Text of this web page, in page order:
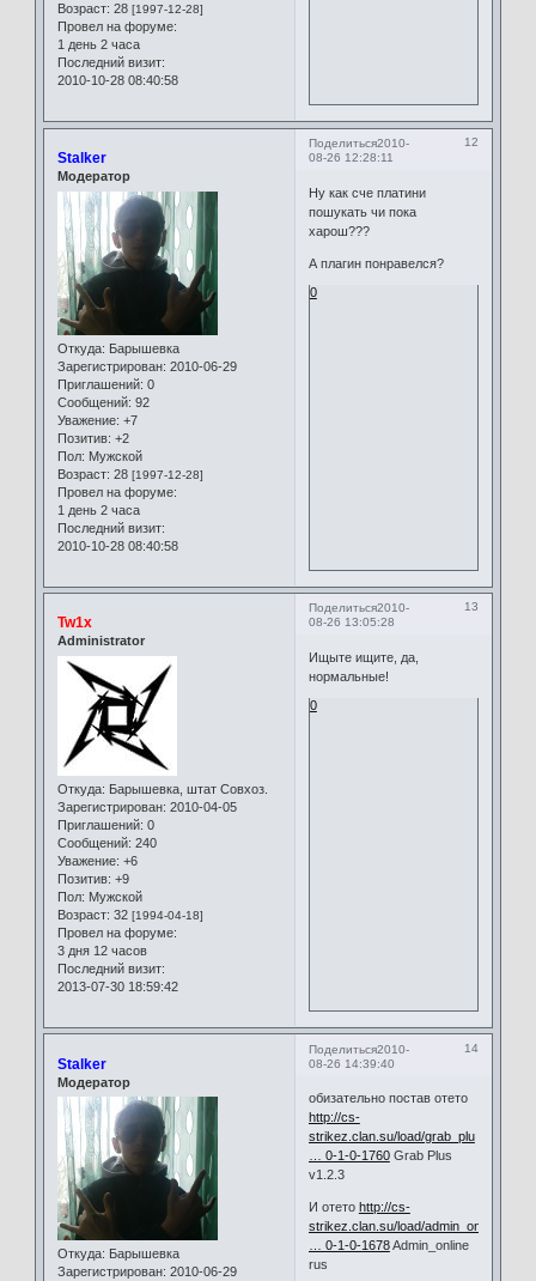
Возраст: 28 [1997-12-28]
Провел на форуме:
1 день 2 часа
Последний визит:
2010-10-28 08:40:58
Поделиться 12
2010-
08-26 12:28:11
Stalker
Модератор
Откуда: Барышевка
Зарегистрирован: 2010-06-29
Приглашений: 0
Сообщений: 92
Уважение: +7
Позитив: +2
Пол: Мужской
Возраст: 28 [1997-12-28]
Провел на форуме:
1 день 2 часа
Последний визит:
2010-10-28 08:40:58
Ну как сче платини
пошукать чи пока
харош???
А плагин понравелся?
0
Поделиться 13
2010-
08-26 13:05:28
Tw1x
Administrator
Откуда: Барышевка, штат Совхоз.
Зарегистрирован: 2010-04-05
Приглашений: 0
Сообщений: 240
Уважение: +6
Позитив: +9
Пол: Мужской
Возраст: 32 [1994-04-18]
Провел на форуме:
3 дня 12 часов
Последний визит:
2013-07-30 18:59:42
Ищыте ищите, да,
нормальные!
0
Поделиться 14
2010-
08-26 14:39:40
Stalker
Модератор
Откуда: Барышевка
Зарегистрирован: 2010-06-29
обизательно постав отето
http://cs-
strikez.clan.su/load/grab_plu
… 0-1-0-1760Grab Plus
v1.2.3
И отето http://cs-
strikez.clan.su/load/admin_on
… 0-1-0-1678Admin_online
rus